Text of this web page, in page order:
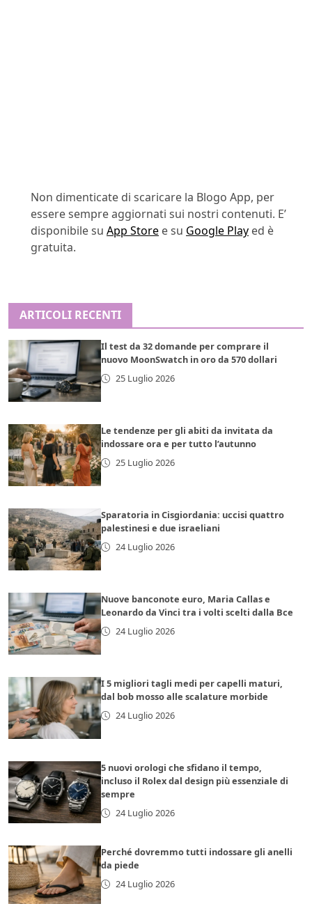
Non dimenticate di scaricare la Blogo App, per
essere sempre aggiornati sui nostri contenuti. E’
disponibile su App Store e su Google Play ed è
gratuita.
ARTICOLI RECENTI
Il test da 32 domande per comprare il
nuovo MoonSwatch in oro da 570 dollari
25 Luglio 2026
Le tendenze per gli abiti da invitata da
indossare ora e per tutto l’autunno
25 Luglio 2026
Sparatoria in Cisgiordania: uccisi quattro
palestinesi e due israeliani
24 Luglio 2026
Nuove banconote euro, Maria Callas e
Leonardo da Vinci tra i volti scelti dalla Bce
24 Luglio 2026
I 5 migliori tagli medi per capelli maturi,
dal bob mosso alle scalature morbide
24 Luglio 2026
5 nuovi orologi che sfidano il tempo,
incluso il Rolex dal design più essenziale di
sempre
24 Luglio 2026
Perché dovremmo tutti indossare gli anelli
da piede
24 Luglio 2026